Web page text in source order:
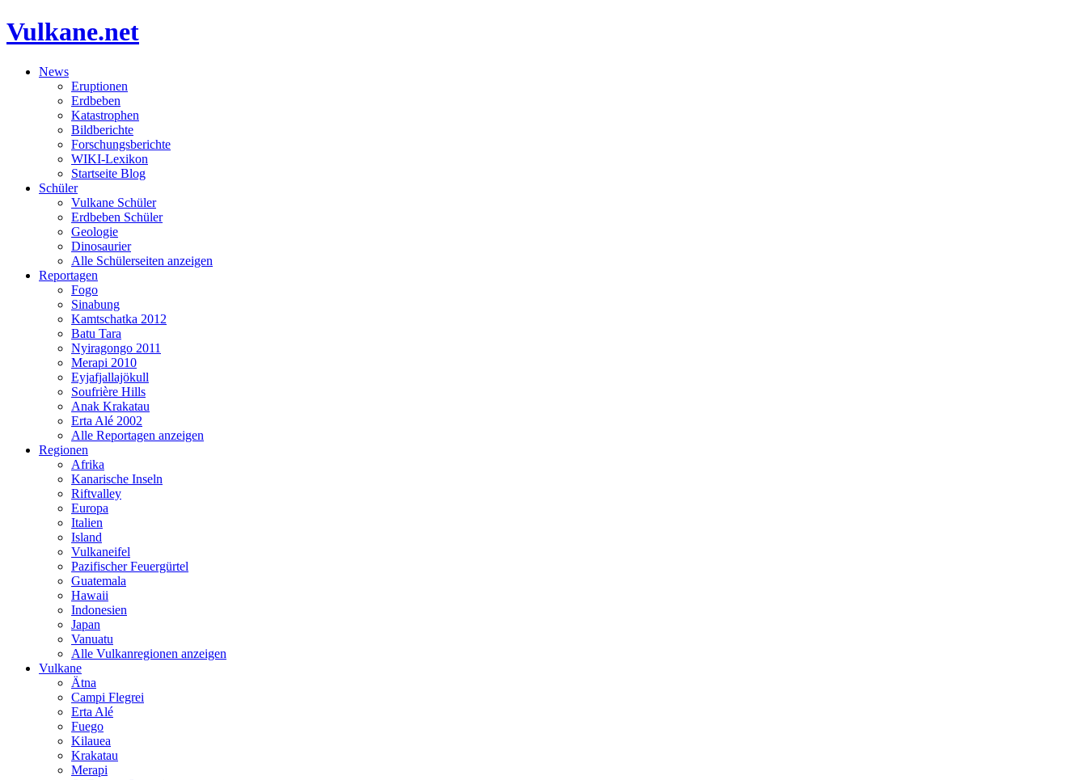
Vulkane.net
News
Eruptionen
Erdbeben
Katastrophen
Bildberichte
Forschungsberichte
WIKI-Lexikon
Startseite Blog
Schüler
Vulkane Schüler
Erdbeben Schüler
Geologie
Dinosaurier
Alle Schülerseiten anzeigen
Reportagen
Fogo
Sinabung
Kamtschatka 2012
Batu Tara
Nyiragongo 2011
Merapi 2010
Eyjafjallajökull
Soufrière Hills
Anak Krakatau
Erta Alé 2002
Alle Reportagen anzeigen
Regionen
Afrika
Kanarische Inseln
Riftvalley
Europa
Italien
Island
Vulkaneifel
Pazifischer Feuergürtel
Guatemala
Hawaii
Indonesien
Japan
Vanuatu
Alle Vulkanregionen anzeigen
Vulkane
Ätna
Campi Flegrei
Erta Alé
Fuego
Kilauea
Krakatau
Merapi